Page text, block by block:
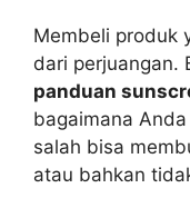
Membeli produk
dari perjuangan.
panduan
bagaimana
salah bisa
atau bahkan